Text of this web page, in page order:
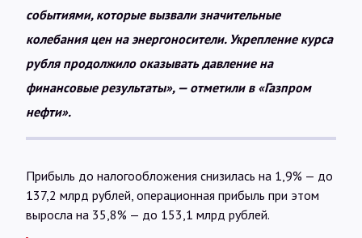
событиями, которые вызвали значительные
колебания цен на энергоносители. Укрепление курса
рубля продолжило оказывать давление на
финансовые результаты», — отметили в «Газпром
нефти».
Прибыль до налогообложения снизилась на 1,9% — до
137,2 млрд рублей, операционная прибыль при этом
выросла на 35,8% — до 153,1 млрд рублей.